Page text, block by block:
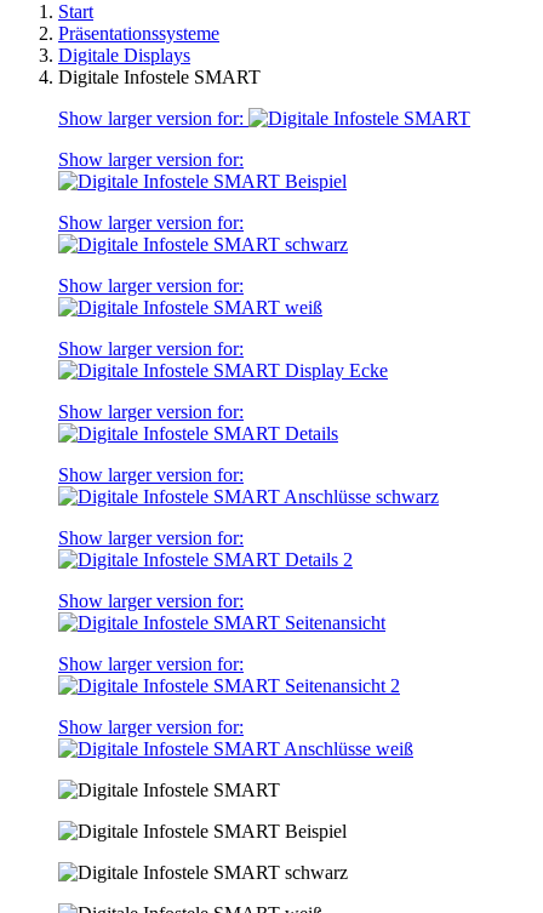
Start
Präsentationssysteme
Digitale Displays
Digitale Infostele SMART
Show larger version for:
Show larger version for:
Show larger version for:
Show larger version for:
Show larger version for:
Show larger version for:
Show larger version for:
Show larger version for:
Show larger version for:
Show larger version for:
Show larger version for: